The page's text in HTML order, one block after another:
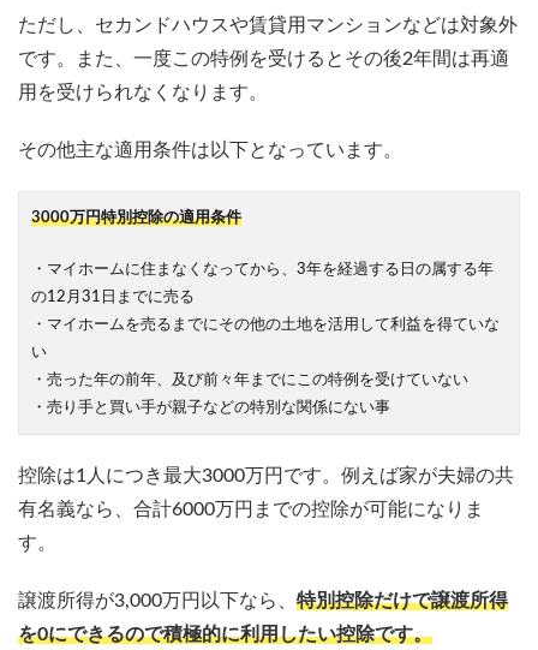
ただし、セカンドハウスや賃貸用マンションなどは対象外
です。また、一度この特例を受けるとその後2年間は再適
用を受けられなくなります。
その他主な適用条件は以下となっています。
3000万円特別控除の適用条件
・マイホームに住まなくなってから、3年を経過する日の属する年
の12月31日までに売る
・マイホームを売るまでにその他の土地を活用して利益を得ていな
い
・売った年の前年、及び前々年までにこの特例を受けていない
・売り手と買い手が親子などの特別な関係にない事
控除は1人につき最大3000万円です。例えば家が夫婦の共
有名義なら、合計6000万円までの控除が可能になりま
す。
譲渡所得が3,000万円以下なら、 特別控除だけで譲渡所得
を0にできるので積極的に利用したい控除です。